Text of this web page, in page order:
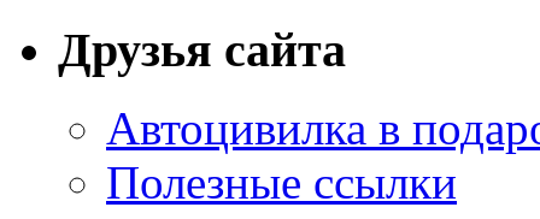
Друзья сайта
Автоцивилка в
Полезные ссылки